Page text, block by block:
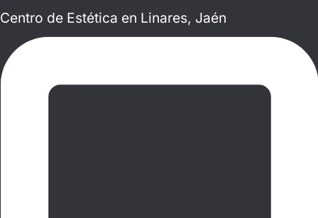
Centro de Estética en Linares, Jaén